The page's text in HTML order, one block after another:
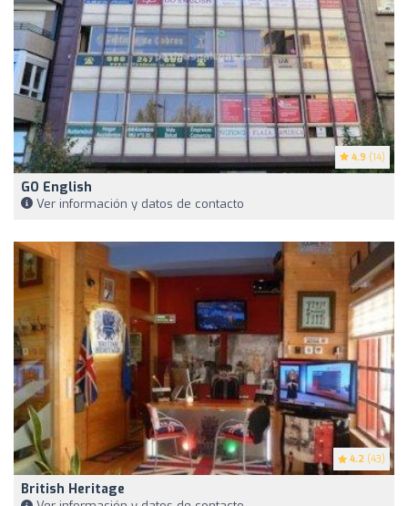
4.9 (14)
GO English
Ver información y datos de contacto
4.2 (43)
British Heritage